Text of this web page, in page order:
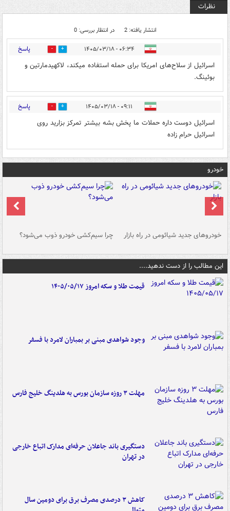
نظرات
انتشار یافته: 2 در انتظار بررسی: 0
۰۶:۳۴ - ۱۴۰۵/۰۳/۱۸ 0 پاسخ
اسرائیل از سلاح‌های امریکا برای حمله استفاده میکند، لاکهید‌مارتین و
بوئینگ.
۰۹:۱۱ - ۱۴۰۵/۰۳/۱۸ 0 پاسخ
اسرائیل دوست داره حملات ما پخش بشه بیشتر تمرکز بزارید روی
اسرائیل حرام زاده
خودرو
خودروهای جدید شیائومی در راه بازار چرا سیم‌کشی خودرو ذوب می‌شود؟
این مطالب را از دست ندهید....
قیمت طلا و سکه امروز ۱۴۰۵/۰۵/۱۷
وجود شواهدی مبنی بر بمباران لامرد با فسفر
مهلت ۳ روزه سازمان بورس به هلدینگ خلیج فارس
دستگیری باند جاعلان حرفه‌ای مدارک اتباع خارجی
در تهران
کاهش ۳ درصدی مصرف برق برای دومین سال